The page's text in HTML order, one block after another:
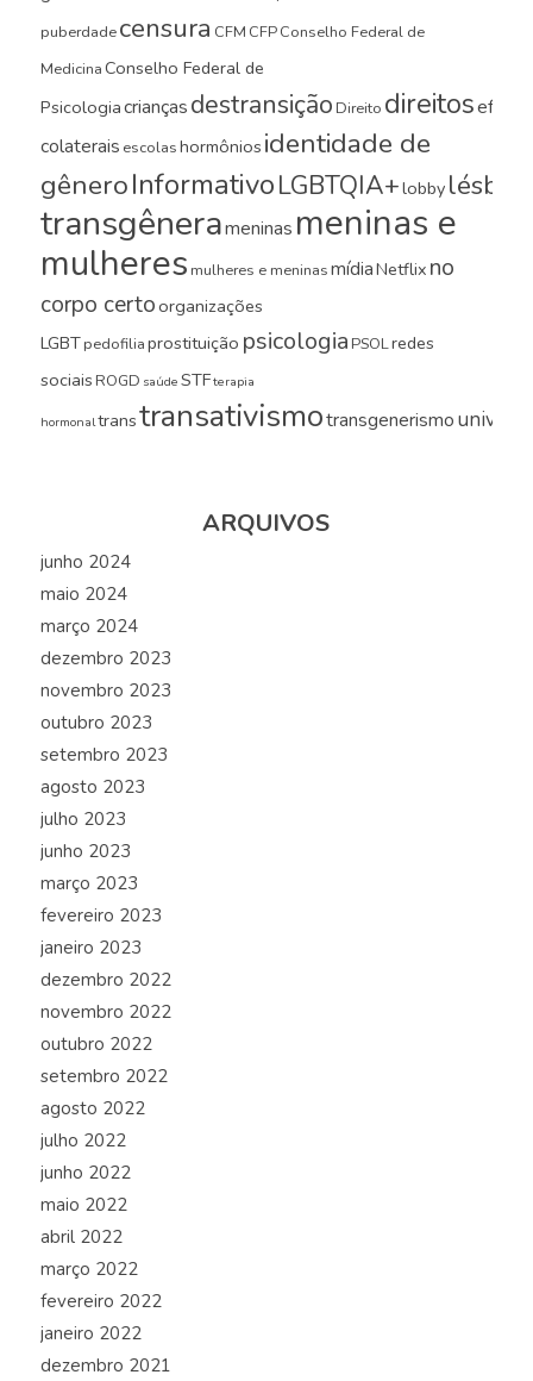
puberdadecensura CFM CFPConselho Federal de
MedicinaConselho Federal de
Psicologiacriançasdestransição Direito direitos
colaterais escolashormônios identidade de
gêneroInformativoLGBTQIA+lobby
transgênerameninas meninas e
mulheres mulheres e meninasmídiaNetflix no
corpo certoorganizações
LGBTpedofiliaprostituição psicologia PSOLredes
sociais ROGD saúde STFterapia
hormonaltranstransativismotransgenerismo
ARQUIVOS
junho 2024
maio 2024
março 2024
dezembro 2023
novembro 2023
outubro 2023
setembro 2023
agosto 2023
julho 2023
junho 2023
março 2023
fevereiro 2023
janeiro 2023
dezembro 2022
novembro 2022
outubro 2022
setembro 2022
agosto 2022
julho 2022
junho 2022
maio 2022
abril 2022
março 2022
fevereiro 2022
janeiro 2022
dezembro 2021